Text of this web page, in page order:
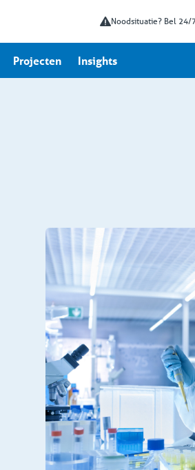
Noodsituatie? Bel 24/
Projecten Insights